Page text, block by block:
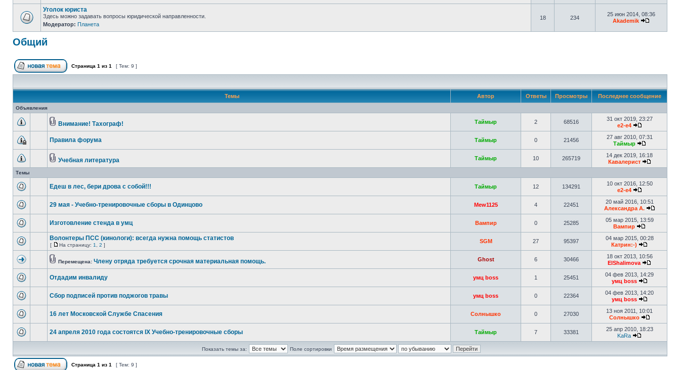
Уголок юриста
Здесь можно задавать вопросы юридической направленности.
Модератор: Планета
18 234
25 июн 2014, 08:36
Akademik
Общий
Страница 1 из 1 [ Тем: 9 ]
Темы Автор Ответы Просмотры Последнее сообщение
Объявления
Внимание! Тахограф! Таймыр 2 68516
31 окт 2019, 23:27
e2-e4
Правила форума Таймыр 0 21456
27 авг 2010, 07:31
Таймыр
Учебная литература Таймыр 10 265719
14 дек 2019, 16:18
Кавалерист
Темы
Едеш в лес, бери дрова с собой!!! Таймыр 12 134291
10 окт 2016, 12:50
e2-e4
29 мая - Учебно-тренировочные сборы в Одинцово Mew1125 4 22451
20 май 2016, 10:51
Александра А.
Изготовление стенда в умц Вампир 0 25285
05 мар 2015, 13:59
Вампир
Волонтеры ПСС (кинологи): всегда нужна помощь статистов
[ На страницу: 1 2 ]
SGM 27 95397
04 мар 2015, 00:28
Катрин:-)
Перемещена: Члену отряда требуется срочная материальная помощь. Ghost 6 30466
18 окт 2013, 10:56
ElShalimova
Отдадим инвалиду умц boss 1 25451
04 фев 2013, 14:29
умц boss
Сбор подписей против поджогов травы умц boss 0 22364
04 фев 2013, 14:20
умц boss
16 лет Московской Службе Спасения Солнышко 0 27030
13 ноя 2011, 10:01
Солнышко
24 апреля 2010 года состоятся IX Учебно-тренировочные сборы Таймыр 7 33381
25 апр 2010, 18:23
KaRa
Показать темы за: Поле сортировки
Страница 1 из 1 [ Тем: 9 ]